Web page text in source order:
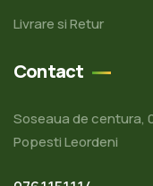
Livrare si Retur
Contact
Soseaua de centura,
Popesti Leordeni